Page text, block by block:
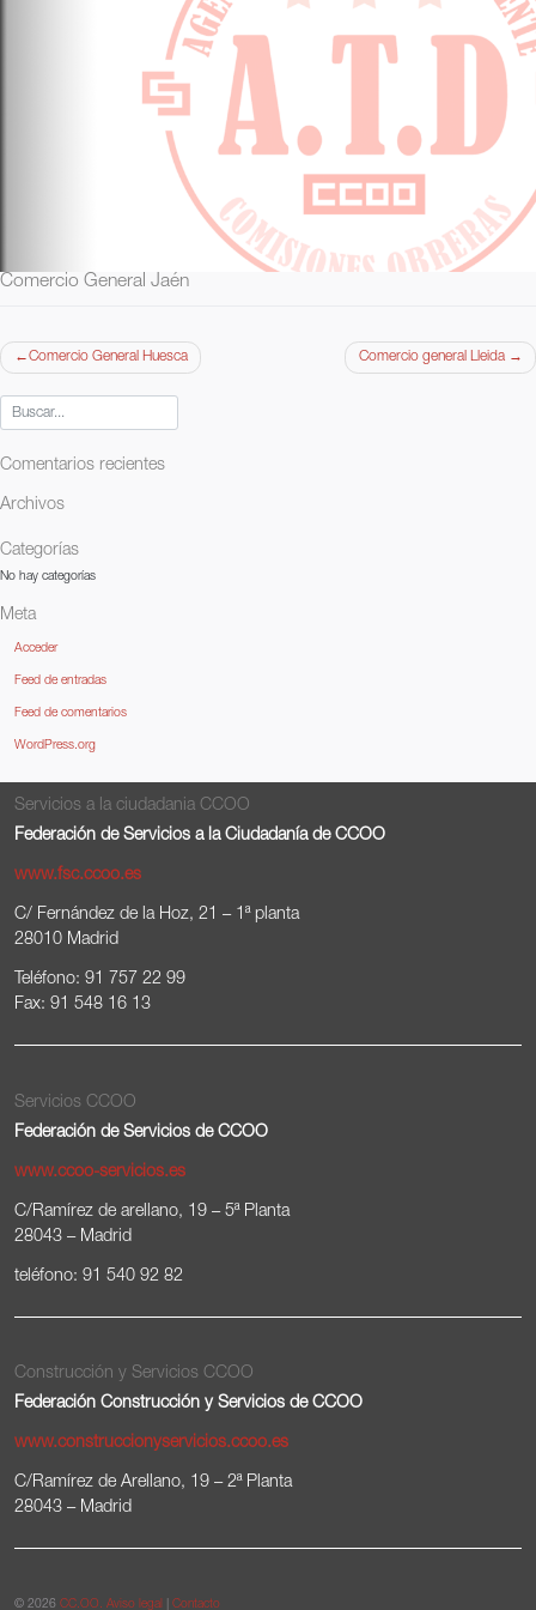
Comercio General Jaén
Navegación
de
entradas
Comercio General Huesca Comercio general Lleida
Comentarios recientes
Archivos
Categorías
No hay categorías
Meta
Acceder
Feed de entradas
Feed de comentarios
WordPress.org
Servicios a la ciudadania CCOO
Federación de Servicios a la Ciudadanía de CCOO
www.fsc.ccoo.es
C/ Fernández de la Hoz, 21 – 1ª planta
28010 Madrid
Teléfono: 91 757 22 99
Fax: 91 548 16 13
Servicios CCOO
Federación de Servicios de CCOO
www.ccoo-servicios.es
C/Ramírez de arellano, 19 – 5ª Planta
28043 – Madrid
teléfono: 91 540 92 82
Construcción y Servicios CCOO
Federación Construcción y Servicios de CCOO
www.construccionyservicios.ccoo.es
C/Ramírez de Arellano, 19 – 2ª Planta
28043 – Madrid
© 2026 CC.OO. Aviso legal Contacto